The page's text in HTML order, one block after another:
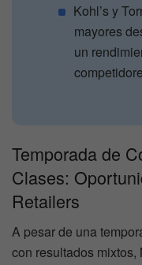
Kohl’s y
mayores
un
Temporada de
Clases:
Retailers
A pesar de una
con resultados